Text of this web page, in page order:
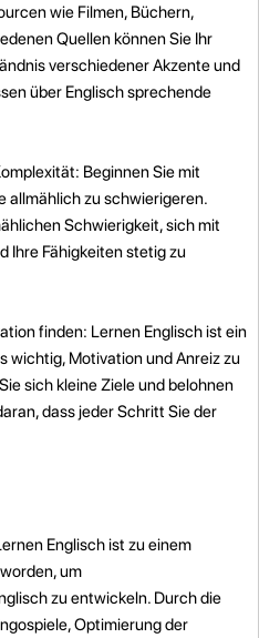
wie Filmen, Büchern,
Quellen können Sie Ihr
verschiedener Akzente und
über Englisch sprechende
Beginnen Sie mit
allmählich zu schwierigeren.
Schwierigkeit, sich mit
Ihre Fähigkeiten stetig zu
finden: Lernen Englisch ist ein
wichtig, Motivation und Anreiz zu
sich kleine Ziele und belohnen
dass jeder Schritt Sie der
Englisch ist zu einem
um
zu entwickeln. Durch die
Optimierung der